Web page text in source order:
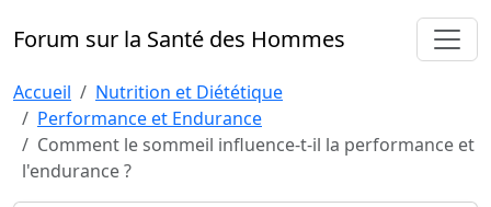
Forum sur la Santé des Hommes
Accueil
Nutrition et Diététique
Performance et Endurance
Comment le sommeil influence-t-il la performance et
l'endurance ?